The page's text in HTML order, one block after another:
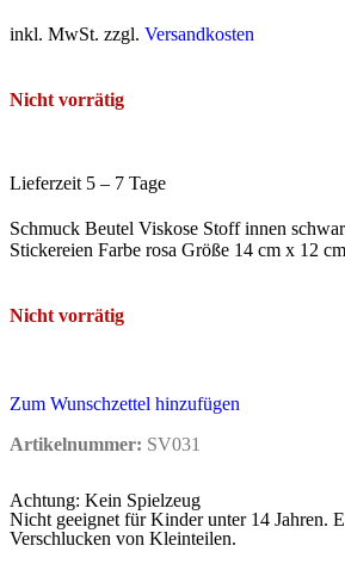
inkl. MwSt. zzgl. Versandkosten
Nicht vorrätig
Lieferzeit 5 – 7 Tage
Schmuck Beutel Viskose Stoff innen
Stickereien Farbe rosa Größe 14 cm x 12 cm
Nicht vorrätig
Zum Wunschzettel hinzufügen
Artikelnummer: SV031
Achtung: Kein Spielzeug
Nicht geeignet für Kinder unter 14 Jahren.
Verschlucken von Kleinteilen.